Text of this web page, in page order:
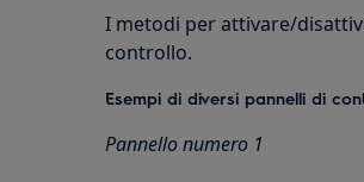
I metodi per attivare/
controllo.
Esempi di diversi pannelli di
Pannello numero 1